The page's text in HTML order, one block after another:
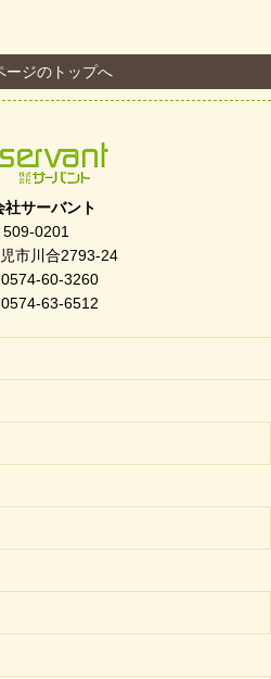
「FC Bombonera」
」優良事例集に掲載されました
さゆき」
等デイサービス「Fc Bombo
」に出展しました
ージのトップへ
社サーバント
509-0201
市川合2793-24
60-3260
63-6512